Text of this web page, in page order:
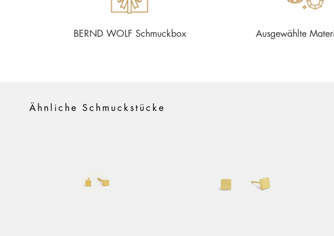
BERND WOLF Schmuckbox Ausgewählte
Ähnliche Schmuckstücke